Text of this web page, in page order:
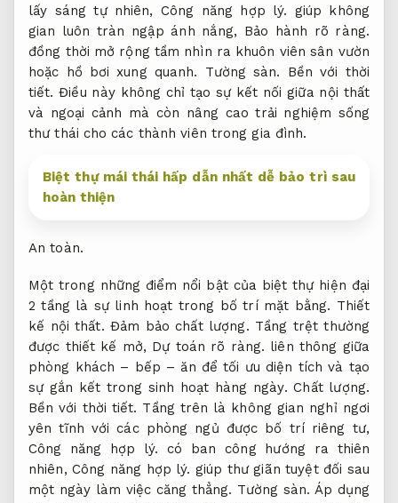
lấy sáng tự nhiên, Công năng hợp lý. giúp không
gian luôn tràn ngập ánh nắng, Bảo hành rõ ràng.
đồng thời mở rộng tầm nhìn ra khuôn viên sân vườn
hoặc hồ bơi xung quanh. Tường sàn.
Bền với thời
tiết. Điều này không chỉ tạo sự kết nối giữa nội thất
và ngoại cảnh mà còn nâng cao trải nghiệm sống
thư thái cho các thành viên trong gia đình.
Biệt thự mái thái hấp dẫn nhất dễ bảo trì sau
hoàn thiện
An toàn.
Một trong những điểm nổi bật của biệt thự hiện đại
2 tầng là sự linh hoạt trong bố trí mặt bằng. Thiết
kế nội thất. Đảm bảo chất lượng. Tầng trệt thường
được thiết kế mở, Dự toán rõ ràng. liên thông giữa
phòng khách – bếp – ăn để tối ưu diện tích và tạo
sự gắn kết trong sinh hoạt hàng ngày.Chất lượng.
Bền với thời tiết. Tầng trên là không gian nghỉ ngơi
yên tĩnh với các phòng ngủ được bố trí riêng tư,
Công năng hợp lý. có ban công hướng ra thiên
nhiên, Công năng hợp lý. giúp thư giãn tuyệt đối sau
một ngày làm việc căng thẳng. Tường sàn. Áp dụng